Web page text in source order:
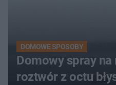
DOMOWE SPOSOBY
Domowy spray
roztwór z octu